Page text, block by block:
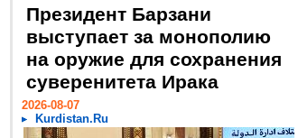
Президент Барзани
выступает за монополию
на оружие для сохранения
суверенитета Ирака
2026-08-07
Kurdistan.Ru